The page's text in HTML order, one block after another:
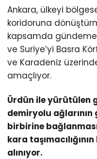
Ankara, ülkeyi
koridoruna
kapsamda
ve Suriye’yi Basra
ve Karadeniz
amaçlıyor.
Ürdün ile yürütülen
demiryolu
birbirine
kara
alınıyor.